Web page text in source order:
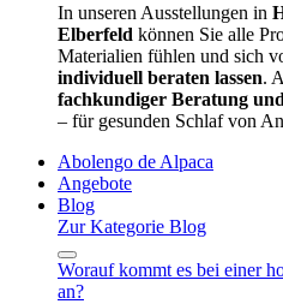
In unseren Ausstellungen in
Elberfeld können Sie alle
Materialien fühlen und sich
individuell beraten lassen.
fachkundiger Beratung
– für gesunden Schlaf von
Abolengo de Alpaca
Angebote
Blog
Zur Kategorie Blog
Worauf kommt es bei einer
an?